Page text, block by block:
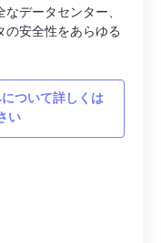
データセンター、
の安全性をあらゆる
ついて詳しくは
い